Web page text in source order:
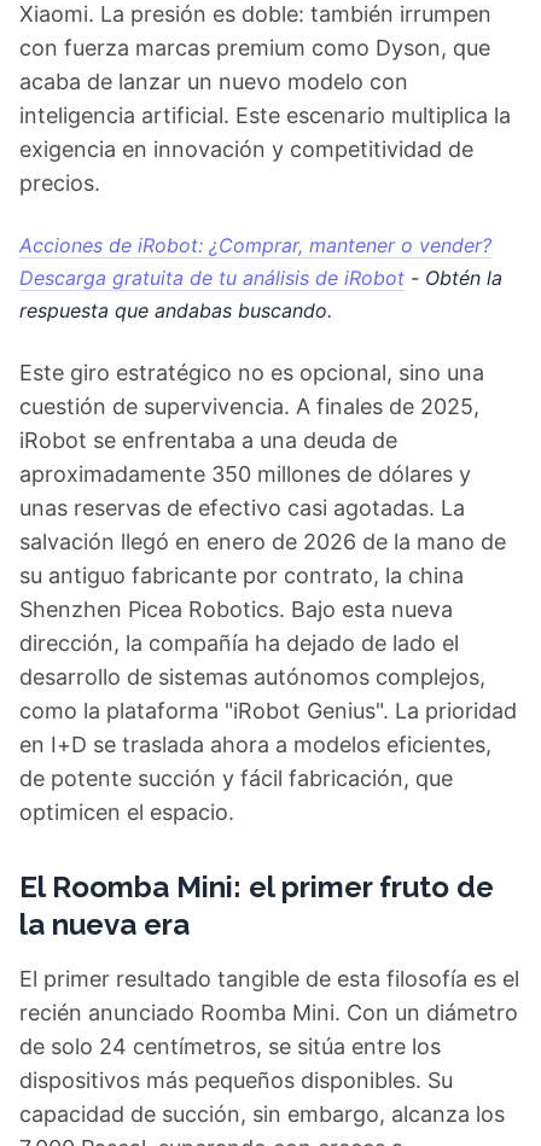
Xiaomi. La presión es doble: también irrumpen
con fuerza marcas premium como Dyson, que
acaba de lanzar un nuevo modelo con
inteligencia artificial. Este escenario multiplica la
exigencia en innovación y competitividad de
precios.
Acciones de iRobot: ¿Comprar, mantener o vender?
Descarga gratuita de tu análisis de iRobot - Obtén la
respuesta que andabas buscando.
Este giro estratégico no es opcional, sino una
cuestión de supervivencia. A finales de 2025,
iRobot se enfrentaba a una deuda de
aproximadamente 350 millones de dólares y
unas reservas de efectivo casi agotadas. La
salvación llegó en enero de 2026 de la mano de
su antiguo fabricante por contrato, la china
Shenzhen Picea Robotics. Bajo esta nueva
dirección, la compañía ha dejado de lado el
desarrollo de sistemas autónomos complejos,
como la plataforma "iRobot Genius". La prioridad
en I+D se traslada ahora a modelos eficientes,
de potente succión y fácil fabricación, que
optimicen el espacio.
El Roomba Mini: el primer fruto de
la nueva era
El primer resultado tangible de esta filosofía es el
recién anunciado Roomba Mini. Con un diámetro
de solo 24 centímetros, se sitúa entre los
dispositivos más pequeños disponibles. Su
capacidad de succión, sin embargo, alcanza los